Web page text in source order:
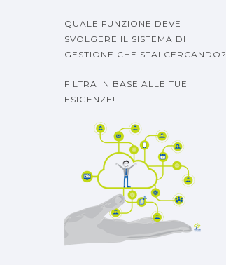
QUALE FUNZIONE DEVE
SVOLGERE IL SISTEMA DI
GESTIONE CHE STAI CERCANDO?
FILTRA IN BASE ALLE TUE
ESIGENZE!